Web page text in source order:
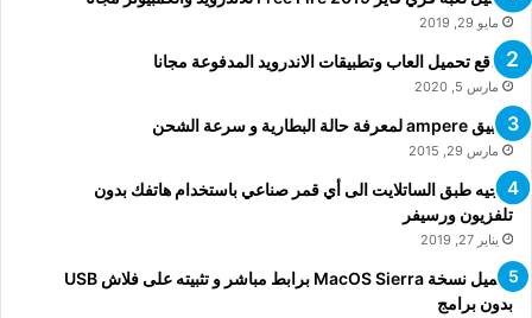
مايو 29, 2019
مواقع تحميل العاب وتطبيقات الاندرويد المدفوعة مجانا
مارس 5, 2020
تطبيق ampere لمعرفة حالة البطارية و سرعة الشحن
مارس 29, 2015
توجيه طبق الساتلايت الى أي قمر صناعي باستخدام هاتفك بدون
تلفزيون ورسيفر
يناير 27, 2019
تحميل نسخة MacOS Sierra برابط مباشر و تثبيته على فلاش USB
بدون برامج